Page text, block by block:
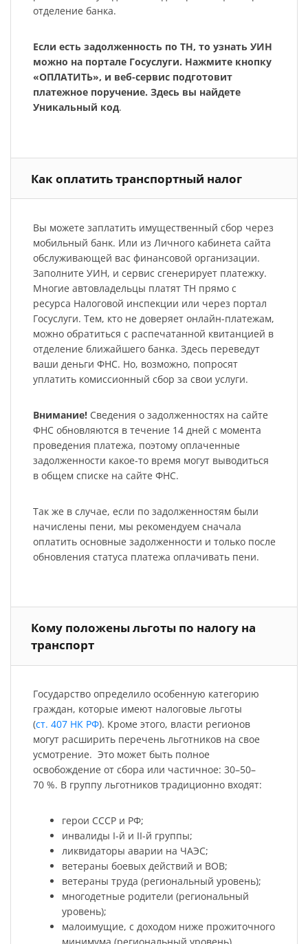
отделение банка.
Если есть задолженность по ТН, то узнать УИН
можно на портале Госуслуги. Нажмите кнопку
«ОПЛАТИТЬ», и веб-сервис подготовит
платежное поручение. Здесь вы найдете
Уникальный код.
Как оплатить транспортный налог
Вы можете заплатить имущественный сбор через
мобильный банк. Или из Личного кабинета сайта
обслуживающей вас финансовой организации.
Заполните УИН, и сервис сгенерирует платежку.
Многие автовладельцы платят ТН прямо с
ресурса Налоговой инспекции или через портал
Госуслуги. Тем, кто не доверяет онлайн-платежам,
можно обратиться с распечатанной квитанцией в
отделение ближайшего банка. Здесь переведут
ваши деньги ФНС. Но, возможно, попросят
уплатить комиссионный сбор за свои услуги.
Внимание!Сведения о задолженностях на сайте
ФНС обновляются в течение 14 дней с момента
проведения платежа, поэтому оплаченные
задолженности какое-то время могут выводиться
в общем списке на сайте ФНС.
Так же в случае, если по задолженностям были
начислены пени, мы рекомендуем сначала
оплатить основные задолженности и только после
обновления статуса платежа оплачивать пени.
Кому положены льготы по налогу на
транспорт
Государство определило особенную категорию
граждан, которые имеют налоговые льготы
(ст. 407 НК РФ). Кроме этого, власти регионов
могут расширить перечень льготников на свое
усмотрение. Это может быть полное
освобождение от сбора или частичное: 30–50–
70 %. В группу льготников традиционно входят:
герои СССР и РФ;
инвалиды I-й и II-й группы;
ликвидаторы аварии на ЧАЭС;
ветераны боевых действий и ВОВ;
ветераны труда (региональный уровень);
многодетные родители (региональный
уровень);
малоимущие, с доходом ниже прожиточного